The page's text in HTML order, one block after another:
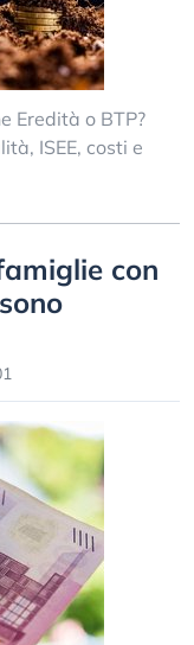
Eredità o BTP?
ISEE, costi e
con